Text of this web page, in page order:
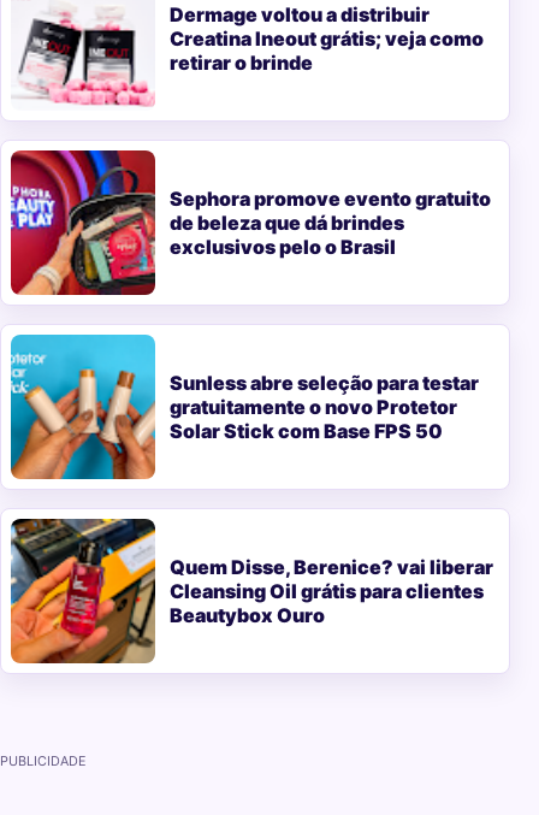
Dermage voltou a distribuir
Creatina Ineout grátis; veja como
retirar o brinde
Sephora promove evento gratuito
de beleza que dá brindes
exclusivos pelo o Brasil
Sunless abre seleção para testar
gratuitamente o novo Protetor
Solar Stick com Base FPS 50
Quem Disse, Berenice? vai liberar
Cleansing Oil grátis para clientes
Beautybox Ouro
PUBLICIDADE